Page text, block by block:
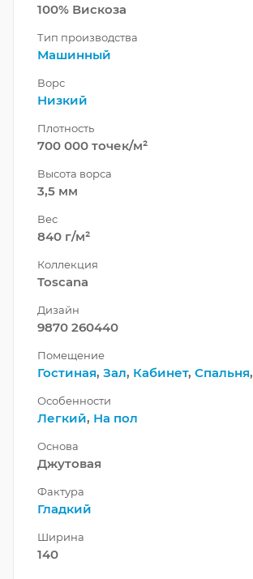
100% Вискоза
Тип производства
Машинный
Ворс
Низкий
Плотность
700 000 точек/м²
Высота ворса
3,5 мм
Вес
840 г/м²
Коллекция
Toscana
Дизайн
9870 260440
Помещение
Гостиная, Зал, Кабинет, Спальня,
Особенности
Легкий, На пол
Основа
Джутовая
Фактура
Гладкий
Ширина
140